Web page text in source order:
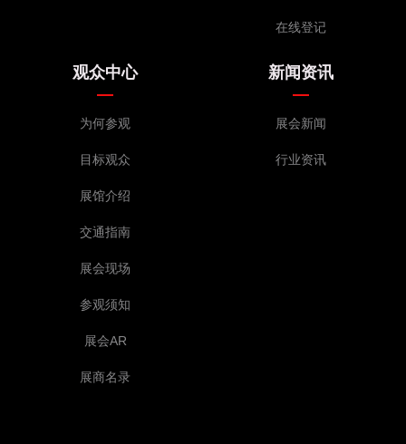
在线登记
观众中心
为何参观
目标观众
展馆介绍
交通指南
展会现场
参观须知
展会AR
展商名录
新闻资讯
展会新闻
行业资讯